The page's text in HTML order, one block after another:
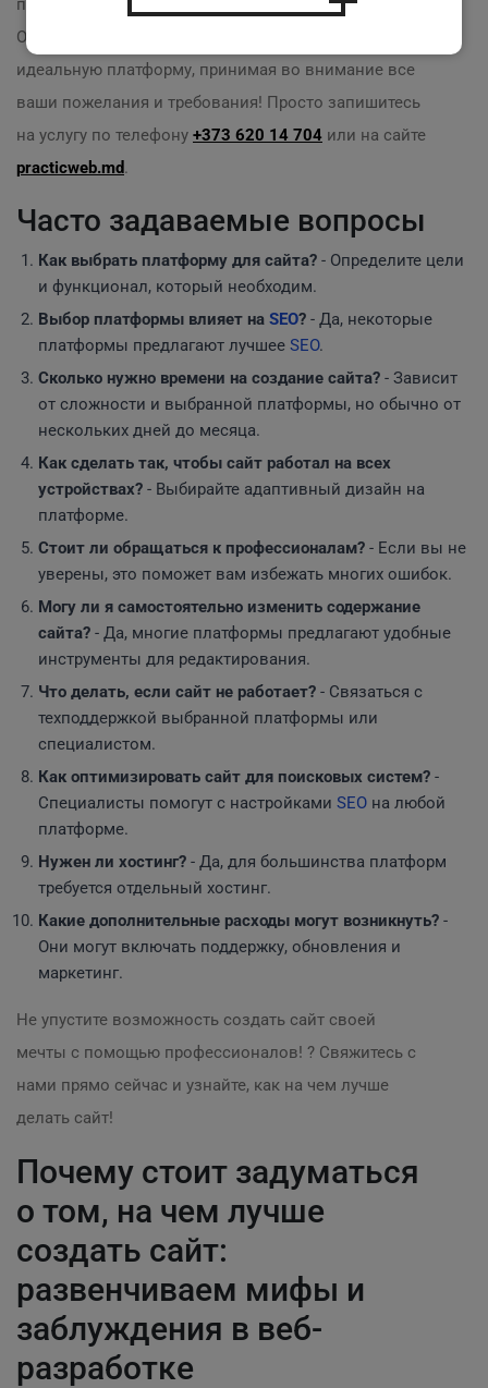
получите именно тот результат, который ожидаете.
Обращайтесь к нам, и мы поможем вам подобрать
идеальную платформу, принимая во внимание все
ваши пожелания и требования! Просто запишитесь
на услугу по телефону +373 620 14 704 или на сайте
practicweb.md.
Часто задаваемые вопросы
Как выбрать платформу для сайта? - Определите цели
и функционал, который необходим.
Выбор платформы влияет на SEO? - Да, некоторые
платформы предлагают лучшее SEO.
Сколько нужно времени на создание сайта? - Зависит
от сложности и выбранной платформы, но обычно от
нескольких дней до месяца.
Как сделать так, чтобы сайт работал на всех
устройствах? - Выбирайте адаптивный дизайн на
платформе.
Стоит ли обращаться к профессионалам? - Если вы не
уверены, это поможет вам избежать многих ошибок.
Могу ли я самостоятельно изменить содержание
сайта? - Да, многие платформы предлагают удобные
инструменты для редактирования.
Что делать, если сайт не работает? - Связаться с
техподдержкой выбранной платформы или
специалистом.
Как оптимизировать сайт для поисковых систем? -
Специалисты помогут с настройками SEO на любой
платформе.
Нужен ли хостинг? - Да, для большинства платформ
требуется отдельный хостинг.
Какие дополнительные расходы могут возникнуть? -
Они могут включать поддержку, обновления и
маркетинг.
Не упустите возможность создать сайт своей
мечты с помощью профессионалов! ? Свяжитесь с
нами прямо сейчас и узнайте, как на чем лучше
делать сайт!
Почему стоит задуматься
о том, на чем лучше
создать сайт:
развенчиваем мифы и
заблуждения в веб-
разработке